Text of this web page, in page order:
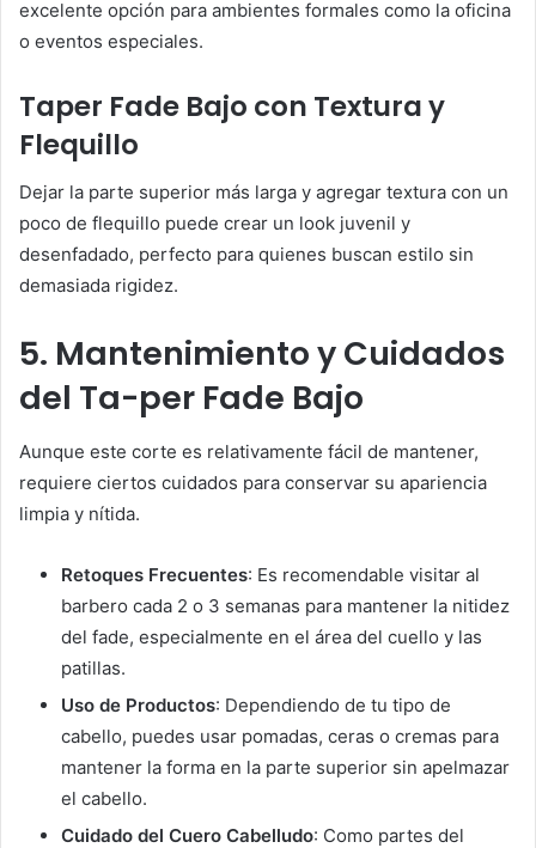
excelente opción para ambientes formales como la oficina
o eventos especiales.
Taper Fade Bajo con Textura y
Flequillo
Dejar la parte superior más larga y agregar textura con un
poco de flequillo puede crear un look juvenil y
desenfadado, perfecto para quienes buscan estilo sin
demasiada rigidez.
5. Mantenimiento y Cuidados
del Ta-per Fade Bajo
Aunque este corte es relativamente fácil de mantener,
requiere ciertos cuidados para conservar su apariencia
limpia y nítida.
Retoques Frecuentes: Es recomendable visitar al
barbero cada 2 o 3 semanas para mantener la nitidez
del fade, especialmente en el área del cuello y las
patillas.
Uso de Productos: Dependiendo de tu tipo de
cabello, puedes usar pomadas, ceras o cremas para
mantener la forma en la parte superior sin apelmazar
el cabello.
Cuidado del Cuero Cabelludo: Como partes del